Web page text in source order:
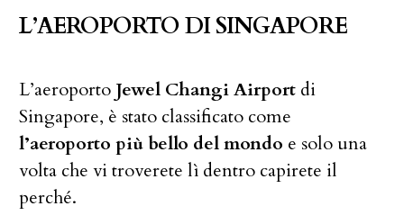
L’AEROPORTO DI SINGAPORE
L’aeroporto Jewel Changi Airport di
Singapore, è stato classificato come
l’aeroporto più bello del mondo e solo una
volta che vi troverete lì dentro capirete il
perché.